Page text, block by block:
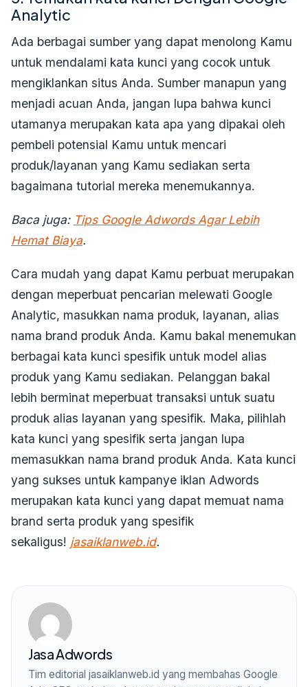
Analytic
Ada berbagai sumber yang dapat menolong Kamu
untuk mendalami kata kunci yang cocok untuk
mengiklankan situs Anda. Sumber manapun yang
menjadi acuan Anda, jangan lupa bahwa kunci
utamanya merupakan kata apa yang dipakai oleh
pembeli potensial Kamu untuk mencari
produk/layanan yang Kamu sediakan serta
bagaimana tutorial mereka menemukannya.
Baca juga: Tips Google Adwords Agar Lebih
Hemat Biaya.
Cara mudah yang dapat Kamu perbuat merupakan
dengan meperbuat pencarian melewati Google
Analytic, masukkan nama produk, layanan, alias
nama brand produk Anda. Kamu bakal menemukan
berbagai kata kunci spesifik untuk model alias
produk yang Kamu sediakan. Pelanggan bakal
lebih berminat meperbuat transaksi untuk suatu
produk alias layanan yang spesifik. Maka, pilihlah
kata kunci yang spesifik serta jangan lupa
memasukkan nama brand produk Anda. Kata kunci
yang sukses untuk kampanye iklan Adwords
merupakan kata kunci yang dapat memuat nama
brand serta produk yang spesifik
sekaligus! jasaiklanweb.id.
Jasa Adwords
Tim editorial jasaiklanweb.id yang membahas Google